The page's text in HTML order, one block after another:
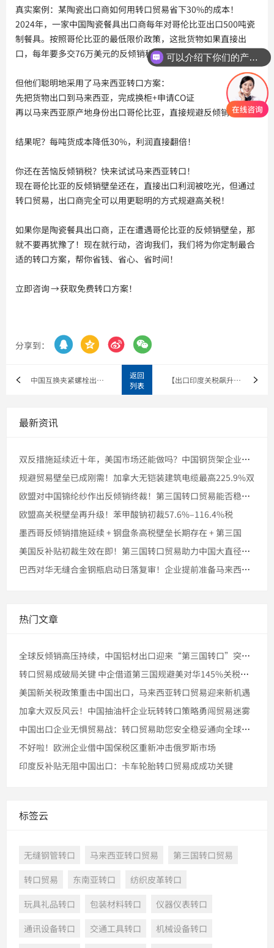
真实案例：某陶瓷出口商如何用转口贸易省下30%的成本！
2024年，一家中国陶瓷餐具出口商每年对哥伦比亚出口500吨瓷
制餐具。按照哥伦比亚的最低限价政策，这批货物如果直接出
口，每年要多交76万美元的反倾销税！
但他们聪明地采用了马来西亚转口方案：
先把货物出口到马来西亚，完成换柜+申请CO证
再以马来西亚原产地身份出口哥伦比亚，直接规避反倾销税
结果呢？每吨货成本降低30%，利润直接翻倍！
你还在苦恼反倾销税？快来试试马来西亚转口！
现在哥伦比亚的反倾销壁垒还在，直接出口利润被吃光，但通过
转口贸易，出口商完全可以用更聪明的方式规避高关税！
如果你是陶瓷餐具出口商，正在遭遇哥伦比亚的反倾销壁垒，那
就不要再犹豫了！现在就行动，咨询我们，我们将为你定制最合
适的转口方案，帮你省钱、省心、省时间！
立即咨询 → 获取免费转口方案！
分享到：    
中国互换夹紧螺栓出口商连夜转移东南亚，反杀澳大利亚高关税壁垒
返回
列表
【出口印度关税飙升】307美元/吨重税来袭！东南亚转口成中国
最新资讯
双反措施延续近十年，美国市场还能做吗？中国钢货架企业探索马来
规避贸易壁垒已成刚需！加拿大无铠装建筑电缆最高225.9%双
欧盟对中国锦纶纱作出反倾销终裁！第三国转口贸易能否稳住市场份
欧盟高关税壁垒再升级！苯甲酸钠初裁57.6%–116.4%税
墨西哥反倾销措施延续 + 钢盘条高税壁垒长期存在 + 第三国
美国反补贴初裁生效在即！第三国转口贸易助力中国大直径石墨电极
巴西对华无缝合金钢瓶启动日落复审！企业提前准备马来西亚转口的
热门文章
全球反倾销高压持续，中国铝材出口迎来“第三国转口”突破窗口
转口贸易成破局关键 中企借道第三国规避美对华145%关税壁垒
美国新关税政策重击中国出口，马来西亚转口贸易迎来新机遇
加拿大双反风云！中国抽油杆企业玩转转口策略勇闯贸易迷雾
中国出口企业无惧贸易战：转口贸易助您安全稳妥通向全球市场
不好啦！欧洲企业借中国保税区重新冲击俄罗斯市场
印度反补贴无阻中国出口：卡车轮胎转口贸易成成功关键
标签云
无缝钢管转口 马来西亚转口贸易
第三国转口贸易
转口贸易
东南亚转口
纺织皮革转口
玩具礼品转口
包装材料转口
仪器仪表转口
通讯设备转口
交通工具转口
机械设备转口
可以介绍下你们的产品么？
你们是怎么收费的呢？